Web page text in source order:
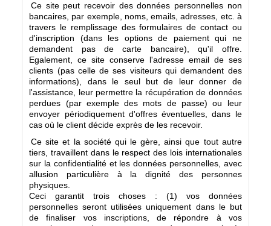
Ce site peut recevoir des données personnelles non
bancaires, par exemple, noms, emails, adresses, etc. à
travers le remplissage des formulaires de contact ou
d'inscription (dans les options de paiement qui ne
demandent pas de carte bancaire), qu'il offre.
Egalement, ce site conserve l'adresse email de ses
clients (pas celle de ses visiteurs qui demandent des
informations), dans le seul but de leur donner de
l'assistance, leur permettre la récupération de données
perdues (par exemple des mots de passe) ou leur
envoyer périodiquement d'offres éventuelles, dans le
cas où le client décide exprès de les recevoir.
Ce site et la société qui le gère, ainsi que tout autre
tiers, travaillent dans le respect des lois internationales
sur la confidentialité et les données personnelles, avec
allusion particulière à la dignité des personnes
physiques.
Ceci garantit trois choses : (1) vos données
personnelles seront utilisées uniquement dans le but
de finaliser vos inscriptions, de répondre à vos